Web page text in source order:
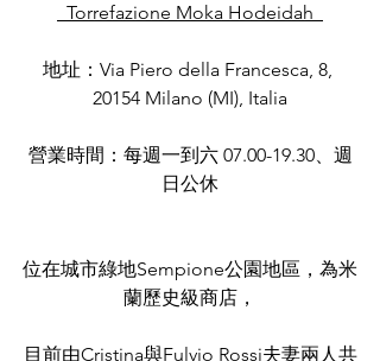
  Torrefazione Moka Hodeidah
地址：Via Piero della Francesca, 8,
20154 Milano (MI), Italia
營業時間：每週一到六 07.00-19.30、週
日公休
位在城市綠地Sempione公園地區，為米
蘭歷史級商店，
目前由Cristina與Fulvio Rossi夫妻兩人共